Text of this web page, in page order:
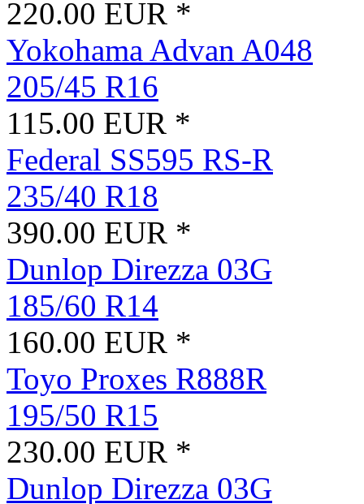
220.00 EUR *
Yokohama Advan A048
205/45 R16
115.00 EUR *
Federal SS595 RS-R
235/40 R18
390.00 EUR *
Dunlop Direzza 03G
185/60 R14
160.00 EUR *
Toyo Proxes R888R
195/50 R15
230.00 EUR *
Dunlop Direzza 03G